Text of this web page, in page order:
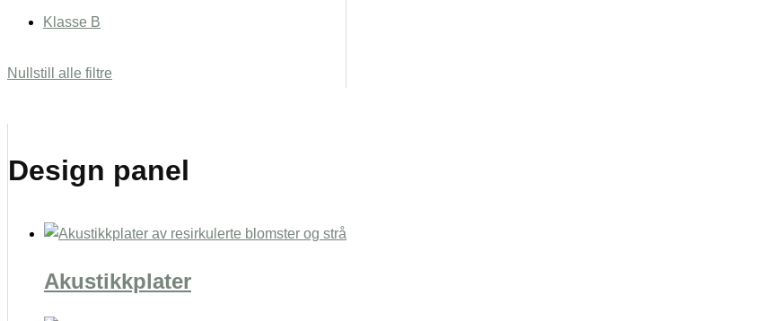
Klasse B
Nullstill alle filtre
Design panel
Akustikkplater